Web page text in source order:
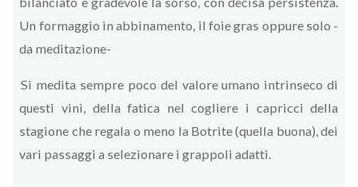
Un formaggio in abbinamento, il foie gras oppure solo -
da meditazione-
Si medita sempre poco del valore umano intrinseco di
questi vini, della fatica nel cogliere i capricci della
stagione che regala o meno la Botrite (quella buona), dei
vari passaggi a selezionare i grappoli adatti.